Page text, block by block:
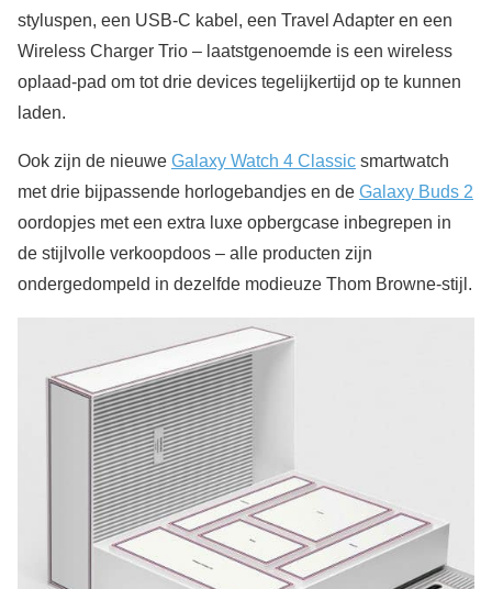
styluspen, een USB-C kabel, een Travel Adapter en een
Wireless Charger Trio – laatstgenoemde is een wireless
oplaad-pad om tot drie devices tegelijkertijd op te kunnen
laden.
Ook zijn de nieuwe Galaxy Watch 4 Classic smartwatch
met drie bijpassende horlogebandjes en de Galaxy Buds 2
oordopjes met een extra luxe opbergcase inbegrepen in
de stijlvolle verkoopdoos – alle producten zijn
ondergedompeld in dezelfde modieuze Thom Browne-stijl.